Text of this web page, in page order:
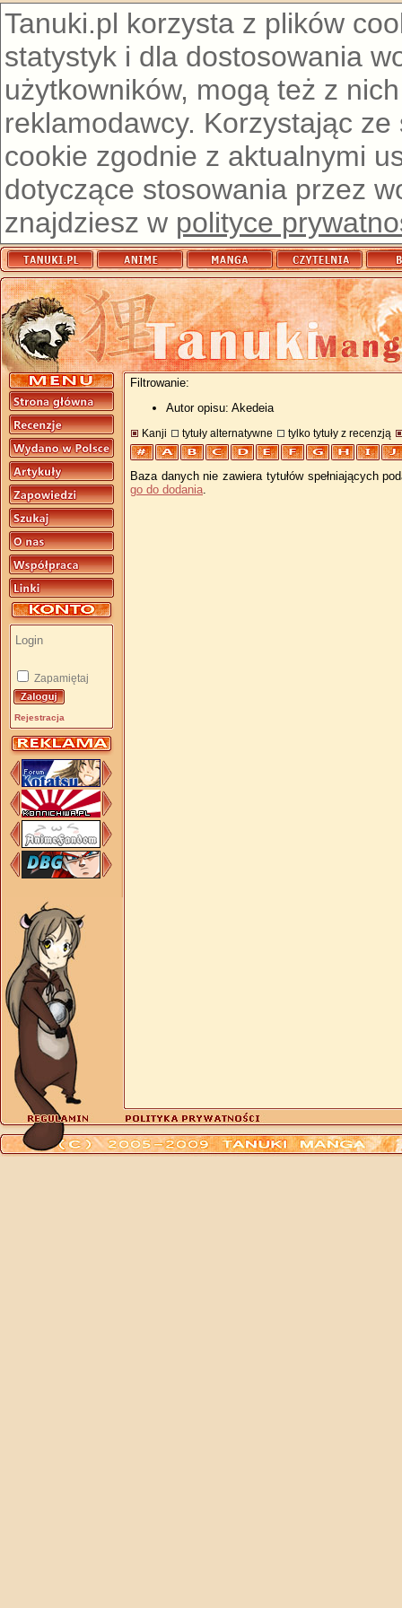
Tanuki.pl korzysta z plików
statystyk i dla dostosowania
użytkowników, mogą też z
reklamodawcy. Korzystając
cookie zgodnie z aktualnymi
dotyczące stosowania przez
znajdziesz w polityce
Zapamiętaj
Rejestracja
Filtrowanie:
Autor opisu: Akedeia
Kanji tytuły alternatywne tylko tytuły z recenzją
Baza danych nie zawiera tytułów spełniających
go do dodania.